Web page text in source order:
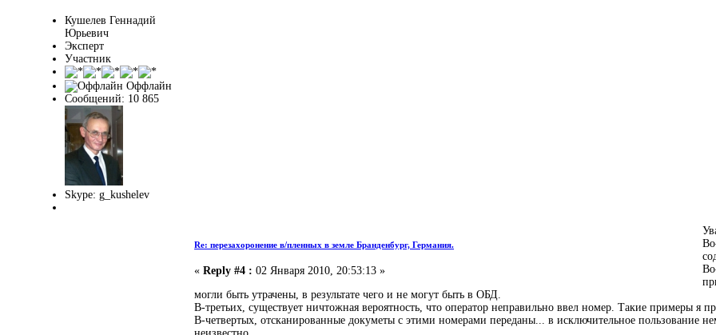
Кушелев Геннадий
Юрьевич
Эксперт
Участник
Оффлайн
Сообщений: 10 865
Skype: g_kushelev
Re: перезахоронение в/пленных в земле Бранденбург, Германия.
«Reply #4 : 02 Января 2010, 20:53:13 »
могли быть утрачены, в результате чего и не могут быть в ОБД.
В-третьих, существует ничтожная вероятность, что оператор неправильно ввел номер. Такие примеры
В-четвертых, отсканированные докуметы с этими номерами переданы... в исключительное